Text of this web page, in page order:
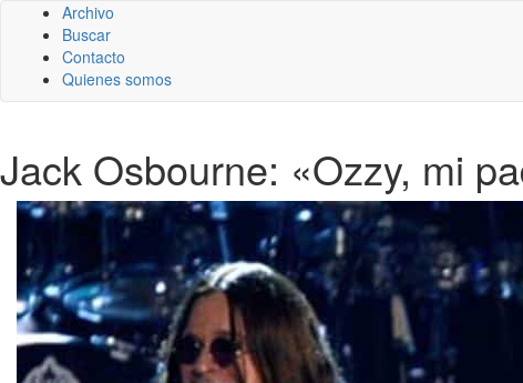
Archivo
Buscar
Contacto
Quienes somos
Jack Osbourne: «Ozzy, mi